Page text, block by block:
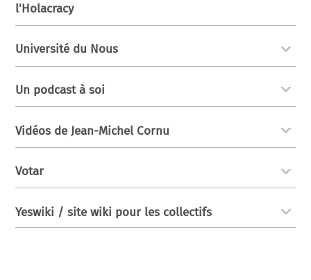
l'Holacracy
Université du Nous
Un podcast à soi
Vidéos de Jean-Michel Cornu
Votar
Yeswiki / site wiki pour les collectifs